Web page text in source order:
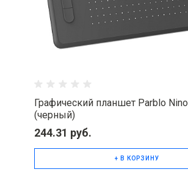
Графический планшет Parblo
(черный)
244.31 руб.
+ В КОРЗИНУ